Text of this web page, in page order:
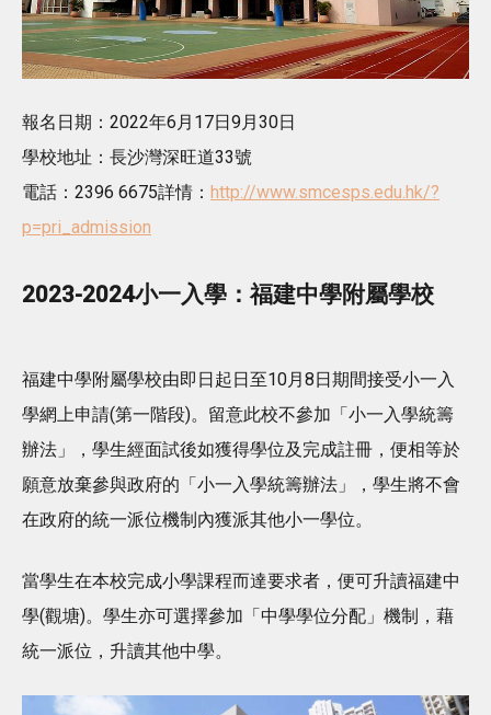
報名日期：2022年6月17日9月30日
學校地址：長沙灣深旺道33號
電話：2396 6675詳情： http://www.smcesps.edu.hk/?
p=pri_admission
2023-2024小一入學：福建中學附屬學校
福建中學附屬學校由即日起日至10月8日期間接受小一入
學網上申請‬(第一階段)。留意此校不參加「小一入學統籌
辦法」，學生經面試後如獲得學位及完成註冊，便相等於
願意放棄參與政府的「小一入學統籌辦法」，學生將不會
在政府的統一派位機制內獲派其他小一學位。
當學生在本校完成小學課程而達要求者，便可升讀福建中
學(觀塘)。學生亦可選擇參加「中學學位分配」機制，藉
統一派位，升讀其他中學。